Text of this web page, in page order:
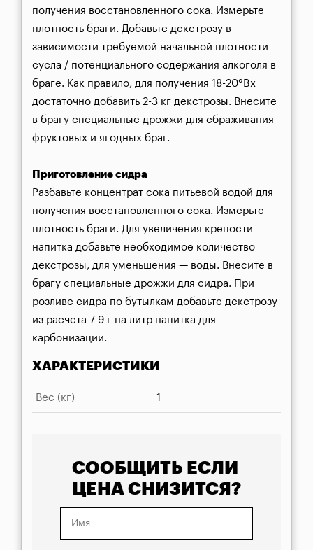
получения восстановленного сока. Измерьте
плотность браги. Добавьте декстрозу в
зависимости требуемой начальной плотности
сусла / потенциального содержания алкоголя в
браге. Как правило, для получения 18-20°Bx
достаточно добавить 2-3 кг декстрозы. Внесите
в брагу специальные дрожжи для сбраживания
фруктовых и ягодных браг.
Приготовление сидра
Разбавьте концентрат сока питьевой водой для
получения восстановленного сока. Измерьте
плотность браги. Для увеличения крепости
напитка добавьте необходимое количество
декстрозы, для уменьшения — воды. Внесите в
брагу специальные дрожжи для сидра. При
розливе сидра по бутылкам добавьте декстрозу
из расчета 7-9 г на литр напитка для
карбонизации.
ХАРАКТЕРИСТИКИ
Вес (кг) 1
СООБЩИТЬ ЕСЛИ
ЦЕНА СНИЗИТСЯ?